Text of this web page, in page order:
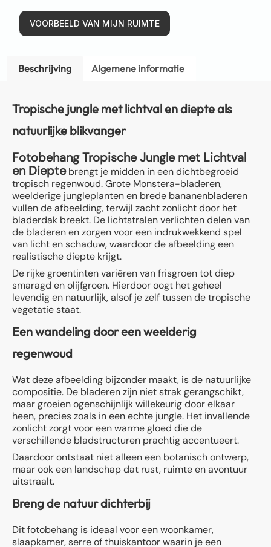
VOORBEELD VAN MIJN RUIMTE
Beschrijving Algemene informatie
Tropische jungle met lichtval en diepte als
natuurlijke blikvanger
Fotobehang Tropische Jungle met Lichtval
en Dieptebrengt je midden in een dichtbegroeid
tropisch regenwoud. Grote Monstera-bladeren,
weelderige jungleplanten en brede bananenbladeren
vullen de afbeelding, terwijl zacht zonlicht door het
bladerdak breekt. De lichtstralen verlichten delen van
de bladeren en zorgen voor een indrukwekkend spel
van licht en schaduw, waardoor de afbeelding een
realistische diepte krijgt.
De rijke groentinten variëren van frisgroen tot diep
smaragd en olijfgroen. Hierdoor oogt het geheel
levendig en natuurlijk, alsof je zelf tussen de tropische
vegetatie staat.
Een wandeling door een weelderig
regenwoud
Wat deze afbeelding bijzonder maakt, is de natuurlijke
compositie. De bladeren zijn niet strak gerangschikt,
maar groeien ogenschijnlijk willekeurig door elkaar
heen, precies zoals in een echte jungle. Het invallende
zonlicht zorgt voor een warme gloed die de
verschillende bladstructuren prachtig accentueert.
Daardoor ontstaat niet alleen een botanisch ontwerp,
maar ook een landschap dat rust, ruimte en avontuur
uitstraalt.
Breng de natuur dichterbij
Dit fotobehang is ideaal voor een woonkamer,
slaapkamer, serre of thuiskantoor waarin je een